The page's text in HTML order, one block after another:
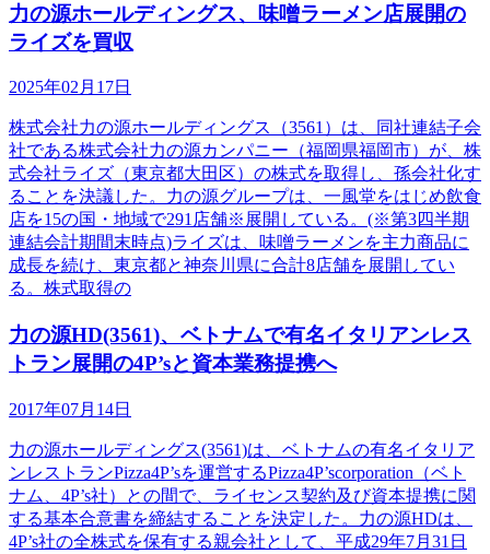
力の源ホールディングス、味噌ラーメン店展開の
ライズを買収
2025年02月17日
株式会社力の源ホールディングス（3561）は、同社連結子会
社である株式会社力の源カンパニー（福岡県福岡市）が、株
式会社ライズ（東京都大田区）の株式を取得し、孫会社化す
ることを決議した。力の源グループは、一風堂をはじめ飲食
店を15の国・地域で291店舗※展開している。(※第3四半期
連結会計期間末時点)ライズは、味噌ラーメンを主力商品に
成長を続け、東京都と神奈川県に合計8店舗を展開してい
る。株式取得の
力の源HD(3561)、ベトナムで有名イタリアンレス
トラン展開の4P’sと資本業務提携へ
2017年07月14日
力の源ホールディングス(3561)は、ベトナムの有名イタリア
ンレストランPizza4P’sを運営するPizza4P’scorporation（ベト
ナム、4P’s社）との間で、ライセンス契約及び資本提携に関
する基本合意書を締結することを決定した。力の源HDは、
4P’s社の全株式を保有する親会社として、平成29年7月31日